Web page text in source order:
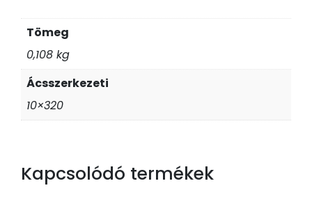
Tömeg
0,108 kg
Ácsszerkezeti
10×320
Kapcsolódó termékek